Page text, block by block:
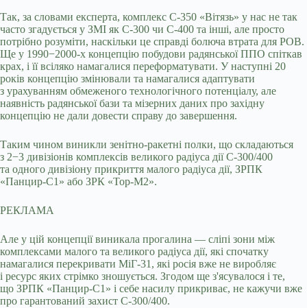
Так, за словами експерта, комплекс С-350 «Вітязь» у нас не так
часто згадується у ЗМІ як С-300 чи С-400 та інші, але просто
потрібно розуміти, наскільки це справді болюча втрата для РОВ.
Ще у 1990−2000-х концепцію побудови радянської ППО спіткав
крах, і її всіляко намагалися переформатувати. У наступні 20
років концепцію змінювали та намагалися адаптувати
з урахуванням обмеженого технологічного потенціалу, але
наявність радянської бази та мізерних даних про західну
концепцію не дали довести справу до завершення.
Таким чином виникли зенітно-ракетні полки, що складаються
з 2−3 дивізіонів комплексів великого радіуса дії С-300/400
та одного дивізіону прикриття малого радіуса дії, ЗРПК
«Панцир-С1» або ЗРК «Тор-М2».
РЕКЛАМА
Але у цій концепції виникала прогалина — сліпі зони між
комплексами малого та великого радіуса дії, які спочатку
намагалися перекривати МіГ-31, які росія вже не виробляє
і ресурс яких стрімко зношується. Згодом ще з'ясувалося і те,
що ЗРПК «Панцир-С1» і себе насилу прикриває, не кажучи вже
про гарантований захист С-300/400.